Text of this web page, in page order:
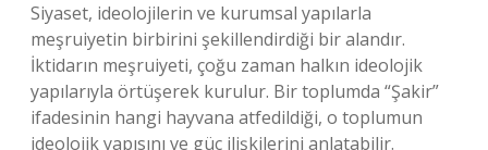
Siyaset, ideolojilerin ve kurumsal yapılarla
meşruiyetin birbirini şekillendirdiği bir alandır.
İktidarın meşruiyeti, çoğu zaman halkın ideolojik
yapılarıyla örtüşerek kurulur. Bir toplumda “Şakir”
ifadesinin hangi hayvana atfedildiği, o toplumun
ideolojik yapısını ve güç ilişkilerini anlatabilir.